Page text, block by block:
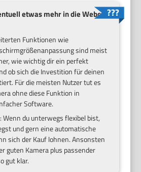
etwas mehr in die Webcam
Funktionen wie
sind meist
wie wichtig dir ein perfekt
ob sich die Investition für deinen
Für die meisten Nutzer tut es
ohne diese Funktion in
Software.
du unterwegs flexibel bist,
und gern eine automatische
sich der Kauf lohnen. Ansonsten
guten Kamera plus passender
gut klar.